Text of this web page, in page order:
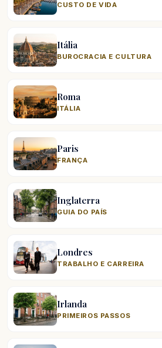
CUSTO DE VIDA
Itália
BUROCRACIA E CULTURA
Roma
ITÁLIA
Paris
FRANÇA
Inglaterra
GUIA DO PAÍS
Londres
TRABALHO E CARREIRA
Irlanda
PRIMEIROS PASSOS